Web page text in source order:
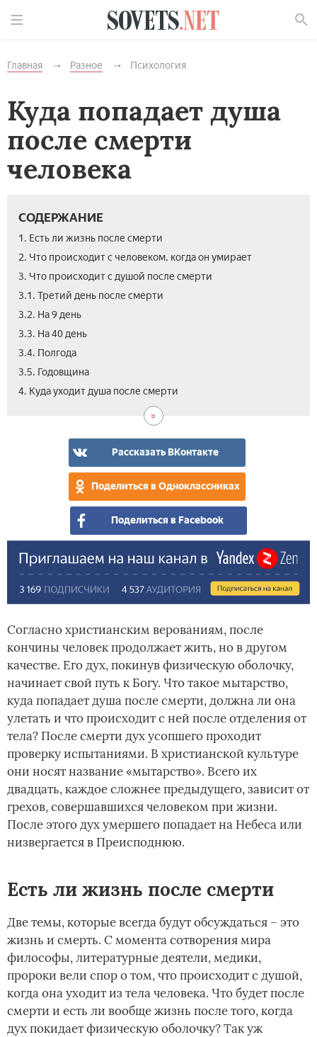
Главная Разное Психология
Куда попадает душа
после смерти
человека
СОДЕРЖАНИЕ
1. Есть ли жизнь после смерти
2. Что происходит с человеком, когда он умирает
3. Что происходит с душой после смерти
3.1. Третий день после смерти
3.2. На 9 день
3.3. На 40 день
3.4. Полгода
3.5. Годовщина
4. Куда уходит душа после смерти
Рассказать ВКонтакте
Поделиться в Одноклассниках
Поделиться в Facebook
Согласно христианским верованиям, после
кончины человек продолжает жить, но в другом
качестве. Его дух, покинув физическую оболочку,
начинает свой путь к Богу. Что такое мытарство,
куда попадает душа после смерти, должна ли она
улетать и что происходит с ней после отделения от
тела? После смерти дух усопшего проходит
проверку испытаниями. В христианской культуре
они носят название «мытарство». Всего их
двадцать, каждое сложнее предыдущего, зависит от
грехов, совершавшихся человеком при жизни.
После этого дух умершего попадает на Небеса или
низвергается в Преисподнюю.
Есть ли жизнь после смерти
Две темы, которые всегда будут обсуждаться – это
жизнь и смерть. С момента сотворения мира
философы, литературные деятели, медики,
пророки вели спор о том, что происходит с душой,
когда она уходит из тела человека. Что будет после
смерти и есть ли вообще жизнь после того, когда
дух покидает физическую оболочку? Так уж